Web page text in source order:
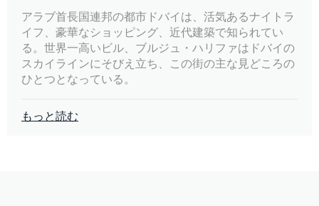
アラブ首長国連邦の都市ドバイは、活気あるナイトラ
イフ、豪華なショッピング、近代建築で知られてい
る。世界一高いビル、ブルジュ・ハリファはドバイの
スカイラインにそびえ立ち、この街の主な見どころの
ひとつとなっている。
もっと読む